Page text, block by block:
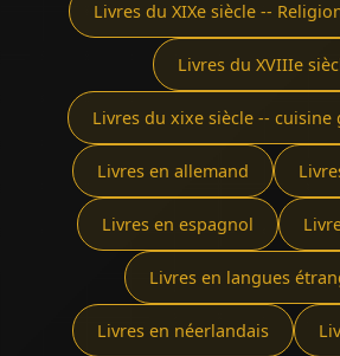
Livres du XIXe siècle --
Livres du XVIIIe
Livres du xixe siècle --
Livres en allemand
Livres en espagnol
Livres en langues
Livres en néerlandais